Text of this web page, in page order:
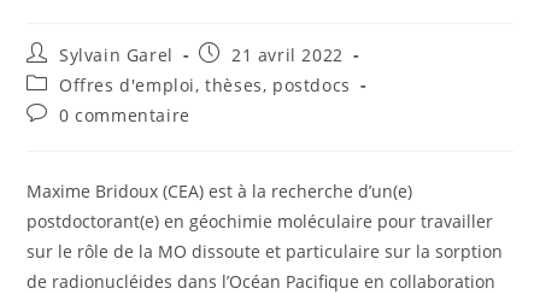
Sylvain Garel
21 avril 2022
Offres d'emploi, thèses, postdocs
0 commentaire
Maxime Bridoux (CEA) est à la recherche d’un(e)
postdoctorant(e) en géochimie moléculaire pour travailler
sur le rôle de la MO dissoute et particulaire sur la sorption
de radionucléides dans l’Océan Pacifique en collaboration